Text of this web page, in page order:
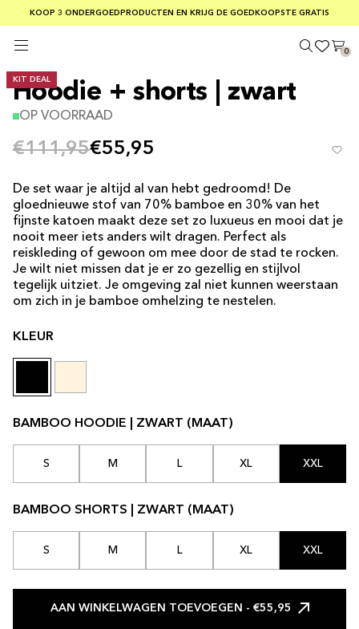
KOOP 3 ONDERGOEDPRODUCTEN EN KRIJG DE GOEDKOOPSTE GRATIS
GRATIS VERZENDING BIJ BESTELLINGEN BOVEN €75
VEILIGE BETALINGEN MET KLARNA
0
KIT DEAL
Hoodie + shorts | zwart
OP VOORRAAD
€111,95€55,95
De set waar je altijd al van hebt gedroomd! De
gloednieuwe stof van 70% bamboe en 30% van het
fijnste katoen maakt deze set zo luxueus en mooi dat je
nooit meer iets anders wilt dragen. Perfect als
reiskleding of gewoon om mee door de stad te rocken.
Je wilt niet missen dat je er zo gezellig en stijlvol
tegelijk uitziet. Je omgeving zal niet kunnen weerstaan ​​
om zich in je bamboe omhelzing te nestelen.
KLEUR
BAMBOO HOODIE | ZWART (MAAT)
S M L XL XXL
BAMBOO SHORTS | ZWART (MAAT)
S M L XL XXL
AAN WINKELWAGEN TOEVOEGEN - €55,95